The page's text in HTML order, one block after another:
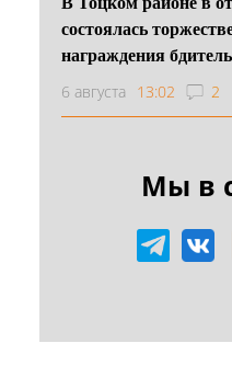
состоялась
награждения
6 августа 13:02 2
Мы в